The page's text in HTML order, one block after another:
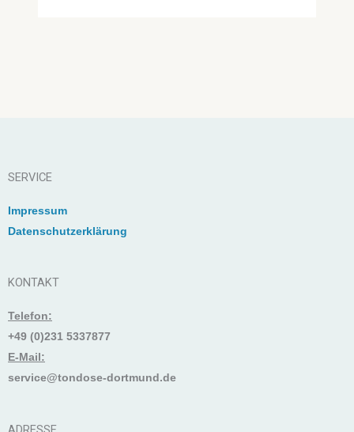
SERVICE
Impressum
Datenschutzerklärung
KONTAKT
Telefon:
+49 (0)231 5337877
E-Mail:
service@tondose-dortmund.de